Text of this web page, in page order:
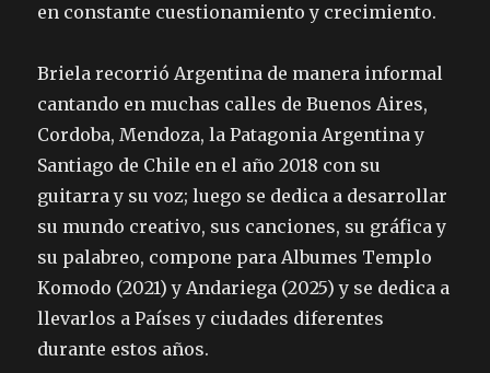
en constante cuestionamiento y crecimiento.
Briela recorrió Argentina de manera informal
cantando en muchas calles de Buenos Aires,
Cordoba, Mendoza, la Patagonia Argentina y
Santiago de Chile en el año 2018 con su
guitarra y su voz; luego se dedica a desarrollar
su mundo creativo, sus canciones, su gráfica y
su palabreo, compone para Albumes Templo
Komodo (2021) y Andariega (2025) y se dedica a
llevarlos a Países y ciudades diferentes
durante estos años.